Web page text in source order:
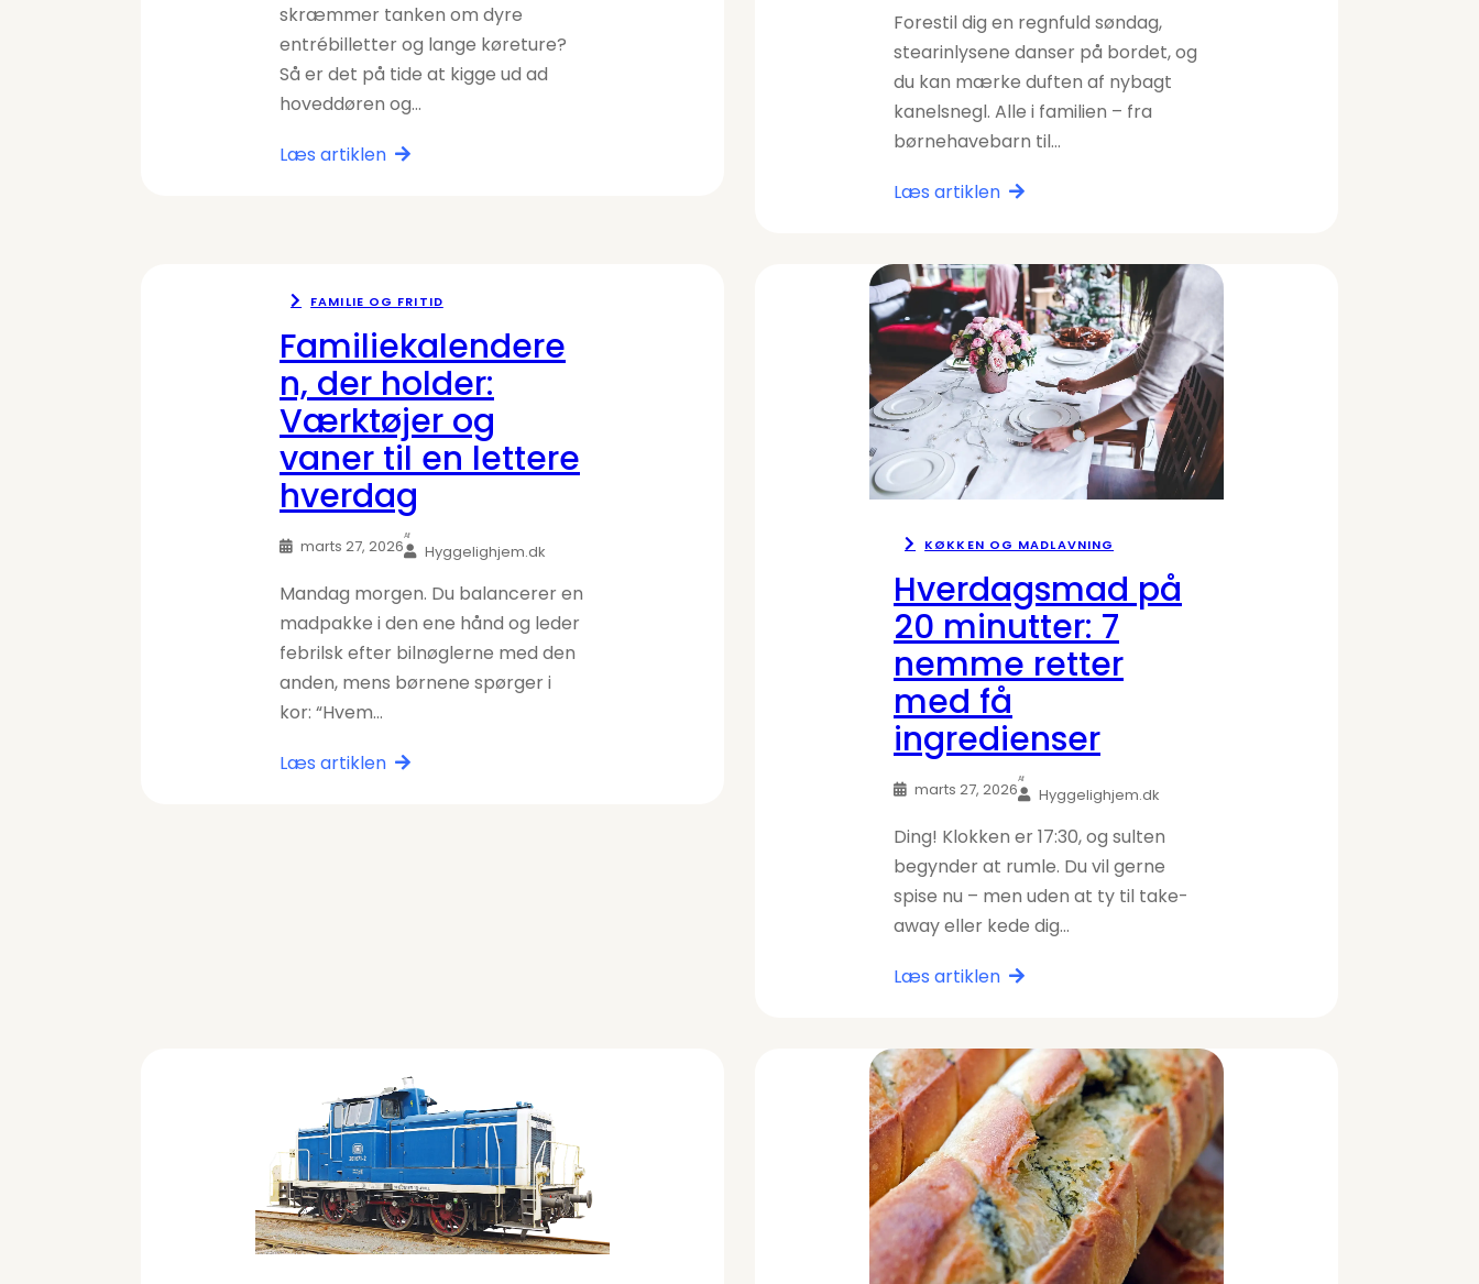
skræmmer tanken om dyre
entrébilletter og lange køreture?
Så er det på tide at kigge ud ad
hoveddøren og…
Læs artiklen
Forestil dig en regnfuld søndag,
stearinlysene danser på bordet, og
du kan mærke duften af nybagt
kanelsnegl. Alle i familien – fra
børnehavebarn til…
Læs artiklen
FAMILIE OG FRITID
Familiekalendere
n, der holder:
Værktøjer og
vaner til en lettere
hverdag
marts 27, 2026
Af
Hyggelighjem.dk
Mandag morgen. Du balancerer en
madpakke i den ene hånd og leder
febrilsk efter bilnøglerne med den
anden, mens børnene spørger i
kor: “Hvem…
Læs artiklen
KØKKEN OG MADLAVNING
Hverdagsmad på
20 minutter: 7
nemme retter
med få
ingredienser
marts 27, 2026
Af
Hyggelighjem.dk
Ding! Klokken er 17:30, og sulten
begynder at rumle. Du vil gerne
spise nu – men uden at ty til take-
away eller kede dig…
Læs artiklen